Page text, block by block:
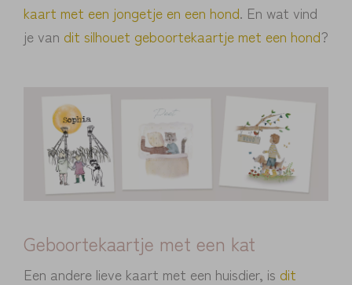
kaart met een jongetje en een hond. En wat vind
je van dit silhouet geboortekaartje met een hond?
Geboortekaartje met een kat
Een andere lieve kaart met een huisdier, is dit